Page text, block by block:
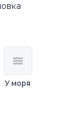
У моря